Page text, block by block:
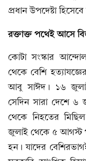
প্রধান উপদেষ্টা
রক্তাক্ত পথেই আসে
কোটা সংস্কার
থেকে বেশি
আবু সাঈদ। ১৬
সেদিন সারা দেশে
থেকে নিহতের
জুলাই থেকে ৫ আগস্ট
হন। যাদের